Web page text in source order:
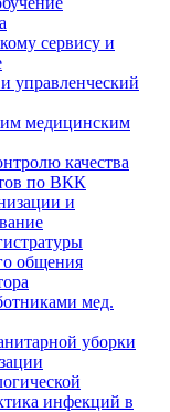
сервису и
управленческий
медицинским
качества
по ВКК
и
общения
мед.
уборки
инфекций в